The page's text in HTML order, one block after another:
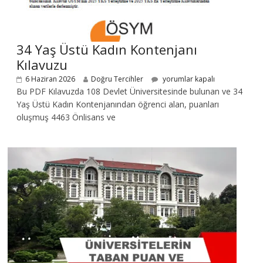
34 Yaş Üstü Kadın Kontenjanı
Kılavuzu
6 Haziran 2026 Doğru Tercihler yorumlar kapalı
Bu PDF Kılavuzda 108 Devlet Üniversitesinde bulunan ve 34
Yaş Üstü Kadın Kontenjanından öğrenci alan, puanları
oluşmuş 4463 Önlisans ve